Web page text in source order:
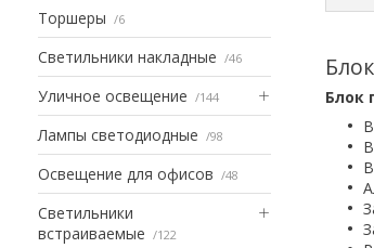
Торшеры 6
Светильники накладные 46
Уличное освещение 144
Лампы светодиодные 98
Освещение для офисов 48
Светильники
встраиваемые
122
Блок